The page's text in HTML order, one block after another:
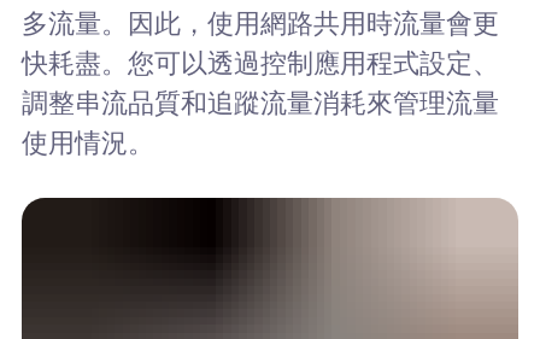
多流量。因此，使用網路共用時流量會更
快耗盡。您可以透過控制應用程式設定、
調整串流品質和追蹤流量消耗來管理流量
使用情況。